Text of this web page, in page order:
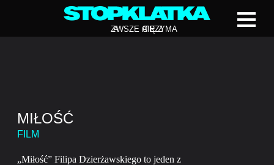
ZAWSZE CIĘ Z
ATRZYMA
MIŁOŚĆ
FILM
„Miłość” Filipa Dzierżawskiego to jeden z